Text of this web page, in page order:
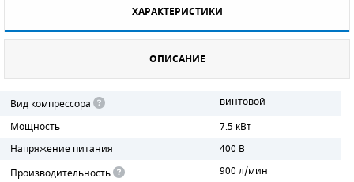
ХАРАКТЕРИСТИКИ
ОПИСАНИЕ
Вид компрессора
винтовой
Мощность
7.5 кВт
Напряжение питания
400 В
Производительность
900 л/мин
ДЕТАЛИ ДВС
МОТОРНОЕ МАСЛО
РАДИАТОРЫ